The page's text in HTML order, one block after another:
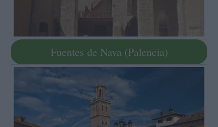
Fuentes de Nava (Palencia)